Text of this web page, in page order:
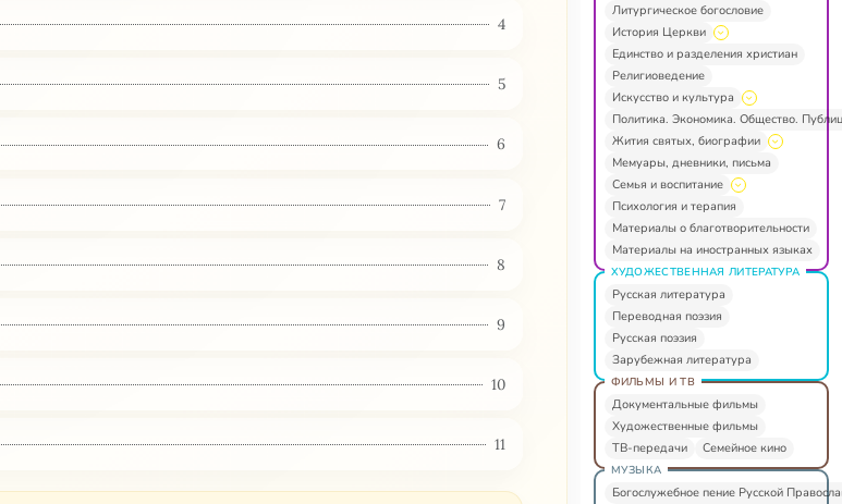
4
5
6
7
8
9
10
11
Литургическое богословие
История Церкви
Единство и разделения христиан
Религиоведение
Искусство и культура
Политика. Экономика. Общество.
Жития святых, биографии
Мемуары, дневники, письма
Семья и воспитание
Психология и терапия
Материалы о благотворительности
Материалы на иностранных языках
ХУДОЖЕСТВЕННАЯ ЛИТЕРАТУРА
Русская литература
Переводная поэзия
Русская поэзия
Зарубежная литература
ФИЛЬМЫ И ТВ
Документальные фильмы
Художественные фильмы
ТВ-передачи
Семейное кино
МУЗЫКА
Богослужебное пение Русской